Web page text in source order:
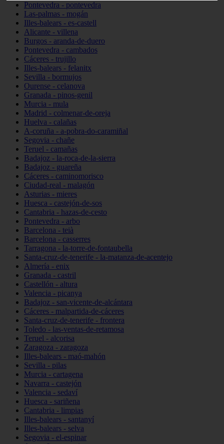
Pontevedra - pontevedra
Las-palmas - mogán
Illes-balears - es-castell
Alicante - villena
Burgos - aranda-de-duero
Pontevedra - cambados
Cáceres - trujillo
Illes-balears - felanitx
Sevilla - bormujos
Ourense - celanova
Granada - pinos-genil
Murcia - mula
Madrid - colmenar-de-oreja
Huelva - calañas
A-coruña - a-pobra-do-caramiñal
Segovia - chañe
Teruel - camañas
Badajoz - la-roca-de-la-sierra
Badajoz - guareña
Cáceres - caminomorisco
Ciudad-real - malagón
Asturias - mieres
Huesca - castejón-de-sos
Cantabria - hazas-de-cesto
Pontevedra - arbo
Barcelona - teià
Barcelona - casserres
Tarragona - la-torre-de-fontaubella
Santa-cruz-de-tenerife - la-matanza-de-acentejo
Almería - enix
Granada - castril
Castellón - altura
Valencia - picanya
Badajoz - san-vicente-de-alcántara
Cáceres - malpartida-de-cáceres
Santa-cruz-de-tenerife - frontera
Toledo - las-ventas-de-retamosa
Teruel - alcorisa
Zaragoza - zaragoza
Illes-balears - maó-mahón
Sevilla - pilas
Murcia - cartagena
Navarra - castejón
Valencia - sedaví
Huesca - sariñena
Cantabria - limpias
Illes-balears - santanyí
Illes-balears - selva
Segovia - el-espinar